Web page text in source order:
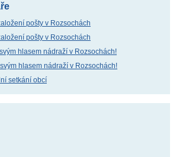
pošty v Rozsochách
pošty v Rozsochách
hlasem nádraží v Rozsochách!
hlasem nádraží v Rozsochách!
setkání obcí